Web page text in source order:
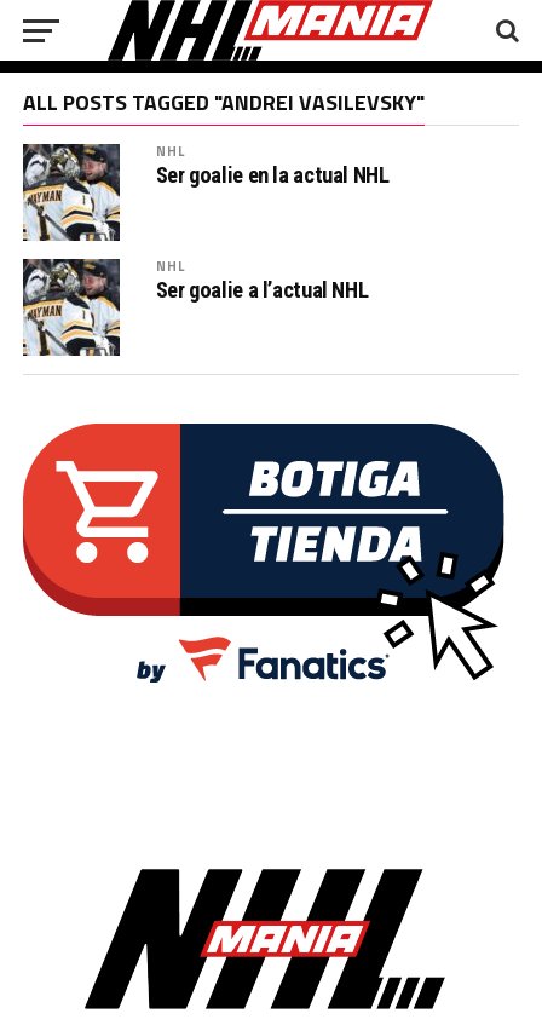
ALL POSTS TAGGED "ANDREI VASILEVSKY"
NHL
Ser goalie en la actual NHL
NHL
Ser goalie a l’actual NHL